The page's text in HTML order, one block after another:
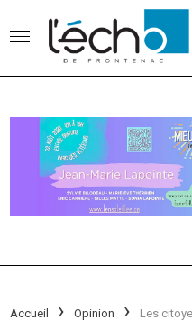
Accueil Opinion Les